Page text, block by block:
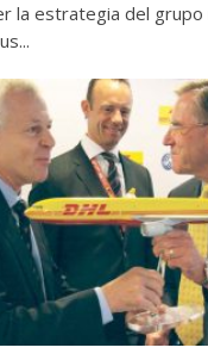
la estrategia del